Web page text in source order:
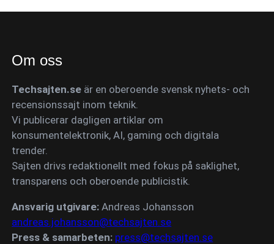
Om oss
Techsajten.se är en oberoende svensk nyhets- och
recensionssajt inom teknik.
Vi publicerar dagligen artiklar om
konsumentelektronik, AI, gaming och digitala
trender.
Sajten drivs redaktionellt med fokus på saklighet,
transparens och oberoende publicistik.
Ansvarig utgivare: Andreas Johansson
andreas.johansson@techsajten.se
Press & samarbeten: press@techsajten.se